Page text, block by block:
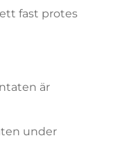
fast protes
är
under